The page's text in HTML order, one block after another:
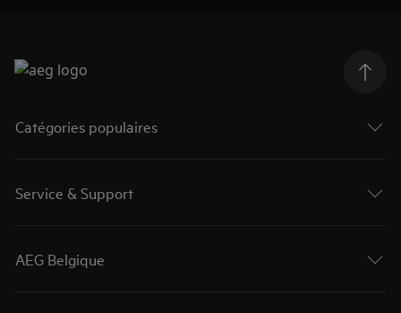
Catégories populaires
Service & Support
AEG Belgique